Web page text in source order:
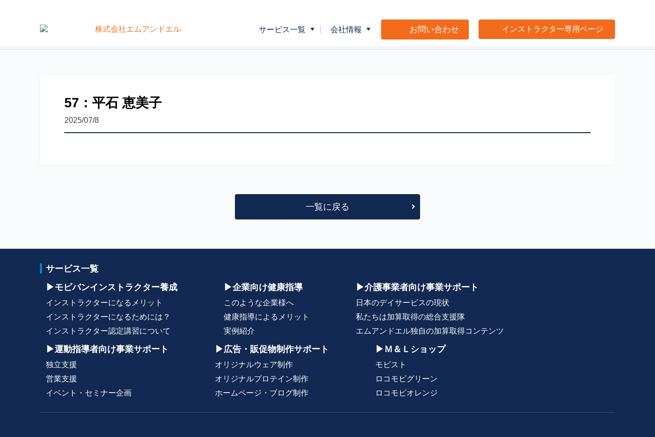
サービス一覧
運動指導者向け事業サポート
会社情報 お問い合わせ インストラクター専用ページ
not found
57：平石 恵美子
2025/07/8
一覧に戻る
サービス一覧
▶モビバンインストラクター養成
インストラクターになるメリット
インストラクターになるためには？
インストラクター認定講習について
▶企業向け健康指導
このような企業様へ
健康指導によるメリット
実例紹介
▶介護事業者向け事業サポート
日本のデイサービスの現状
私たちは加算取得の総合支援隊
エムアンドエル独自の加算取得コンテンツ
▶運動指導者向け事業サポート
独立支援
営業支援
イベント・セミナー企画
▶広告・販促物制作サポート
オリジナルウェア制作
オリジナルプロテイン制作
ホームページ・ブログ制作
▶Ｍ＆Ｌショップ
モビスト
ロコモビグリーン
ロコモビオレンジ